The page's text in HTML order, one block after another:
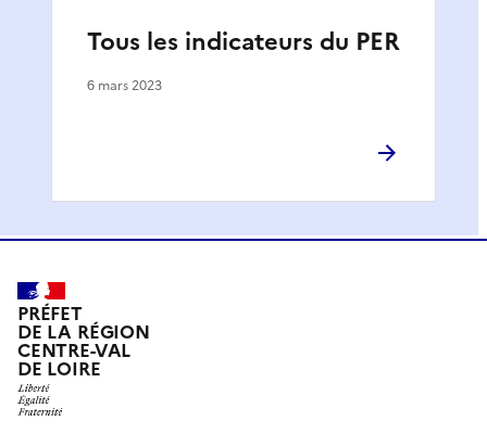
Tous les indicateurs du PER
6 mars 2023
PRÉFET
DE LA RÉGION
CENTRE-VAL
DE LOIRE